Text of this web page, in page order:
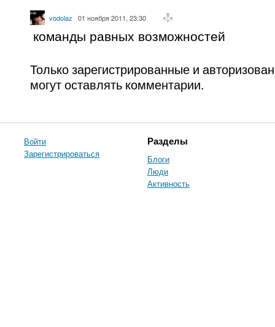
vodolaz 01 ноября 2011, 23:30
команды равных возможностей
Только зарегистрированные и
могут оставлять комментарии.
Войти
Зарегистрироваться
Разделы
Блоги
Люди
Активность